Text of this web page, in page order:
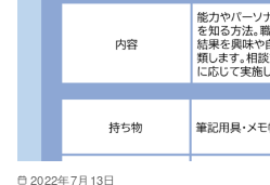
2022年7月13日